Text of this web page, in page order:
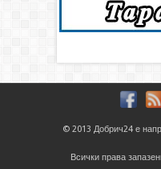
© 2013 Добрич24 е
Всички права